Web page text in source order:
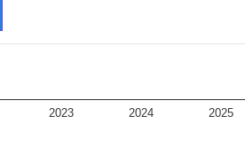
2023 2024 2025